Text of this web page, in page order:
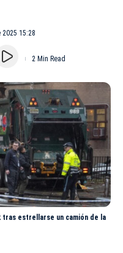
15:28
2 Min Read
tras estrellarse un camión de la